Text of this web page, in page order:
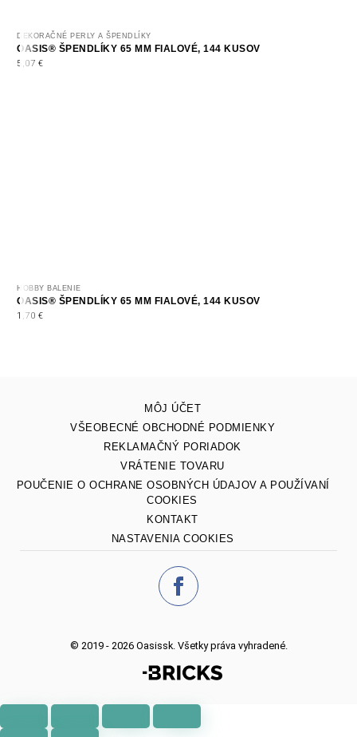
DEKORAČNÉ PERLY A ŠPENDLÍKY
OASIS® ŠPENDLÍKY 65 MM FIALOVÉ, 144 KUSOV
5,07 €
HOBBY BALENIE
OASIS® ŠPENDLÍKY 65 MM FIALOVÉ, 144 KUSOV
1,70 €
MÔJ ÚČET
VŠEOBECNÉ OBCHODNÉ PODMIENKY
REKLAMAČNÝ PORIADOK
VRÁTENIE TOVARU
POUČENIE O OCHRANE OSOBNÝCH ÚDAJOV A POUŽÍVANÍ
COOKIES
KONTAKT
NASTAVENIA COOKIES
© 2019 - 2026 Oasissk. Všetky práva vyhradené.